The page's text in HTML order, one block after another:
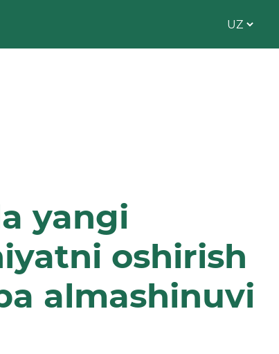
yangi
oshirish
almashinuvi